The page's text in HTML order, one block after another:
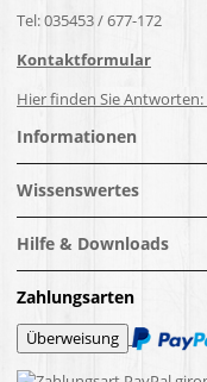
Tel: 035453 / 677-172
Kontaktformular
Hier finden Sie Antworten:
Informationen
Wissenswertes
Hilfe & Downloads
Zahlungsarten